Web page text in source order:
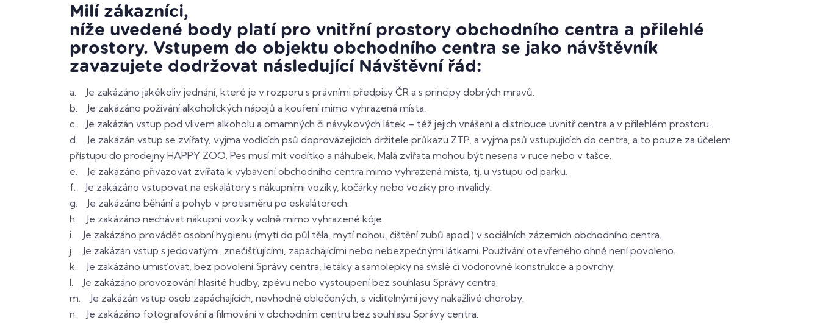
Milí zákazníci,
níže uvedené body platí pro vnitřní prostory obchodního centra a přilehlé
prostory. Vstupem do objektu obchodního centra se jako návštěvník
zavazujete dodržovat následující Návštěvní řád:
a. Je zakázáno jakékoliv jednání, které je v rozporu s právními předpisy ČR a s principy dobrých mravů.
b. Je zakázáno požívání alkoholických nápojů a kouření mimo vyhrazená místa.
c. Je zakázán vstup pod vlivem alkoholu a omamných či návykových látek – též jejich vnášení a distribuce uvnitř centra a v přilehlém prostoru.
d. Je zakázán vstup se zvířaty, vyjma vodících psů doprovázejících držitele průkazu ZTP, a vyjma psů vstupujících do centra, a to pouze za účelem
přístupu do prodejny HAPPY ZOO. Pes musí mít vodítko a náhubek. Malá zvířata mohou být nesena v ruce nebo v tašce.
e. Je zakázáno přivazovat zvířata k vybavení obchodního centra mimo vyhrazená místa, tj. u vstupu od parku.
f. Je zakázáno vstupovat na eskalátory s nákupními vozíky, kočárky nebo vozíky pro invalidy.
g. Je zakázáno běhání a pohyb v protisměru po eskalátorech.
h. Je zakázáno nechávat nákupní vozíky volně mimo vyhrazené kóje.
i. Je zakázáno provádět osobní hygienu (mytí do půl těla, mytí nohou, čištění zubů apod.) v sociálních zázemích obchodního centra.
j. Je zakázán vstup s jedovatými, znečišťujícími, zapáchajícími nebo nebezpečnými látkami. Používání otevřeného ohně není povoleno.
k. Je zakázáno umisťovat, bez povolení Správy centra, letáky a samolepky na svislé či vodorovné konstrukce a povrchy.
l. Je zakázáno provozování hlasité hudby, zpěvu nebo vystoupení bez souhlasu Správy centra.
m. Je zakázán vstup osob zapáchajících, nevhodně oblečených, s viditelnými jevy nakažlivé choroby.
n. Je zakázáno fotografování a filmování v obchodním centru bez souhlasu Správy centra.